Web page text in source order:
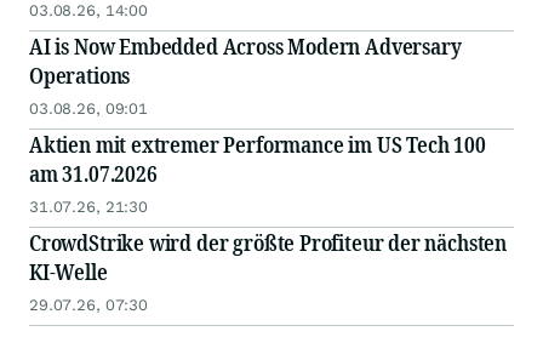
03.08.26, 14:00
AI is Now Embedded Across Modern Adversary
Operations
03.08.26, 09:01
Aktien mit extremer Performance im US Tech 100
am 31.07.2026
31.07.26, 21:30
CrowdStrike wird der größte Profiteur der nächsten
KI-Welle
29.07.26, 07:30